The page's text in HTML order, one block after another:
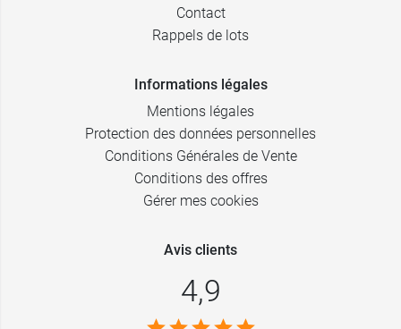
Contact
Rappels de lots
Informations légales
Mentions légales
Protection des données personnelles
Conditions Générales de Vente
Conditions des offres
Gérer mes cookies
Avis clients
4,9